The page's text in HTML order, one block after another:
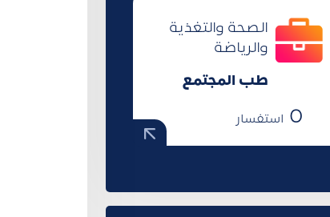
الصحة والتغذية
والرياضة
طب المجتمع
0 استفسار